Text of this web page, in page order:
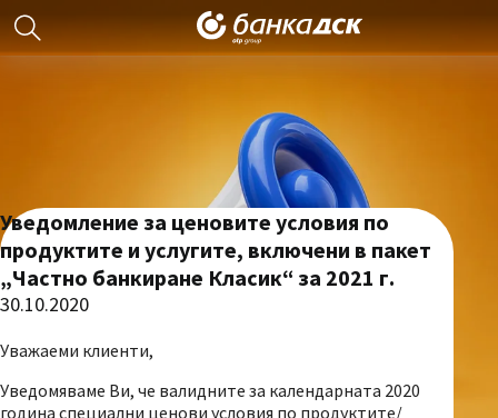
Уведомление за ценовите условия по
продуктите и услугите, включени в пакет
„Частно банкиране Класик“ за 2021 г.
30.10.2020
Уважаеми клиенти,
Уведомяваме Ви, че валидните за календарната 2020
година специални ценови условия по продуктите/